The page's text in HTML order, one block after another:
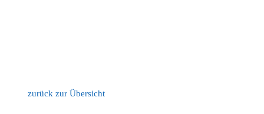
zurück zur Übersicht